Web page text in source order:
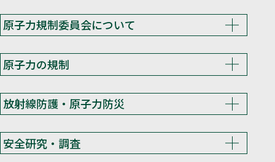
原子力規制委員会について
原子力の規制
放射線防護・原子力防災
安全研究・調査